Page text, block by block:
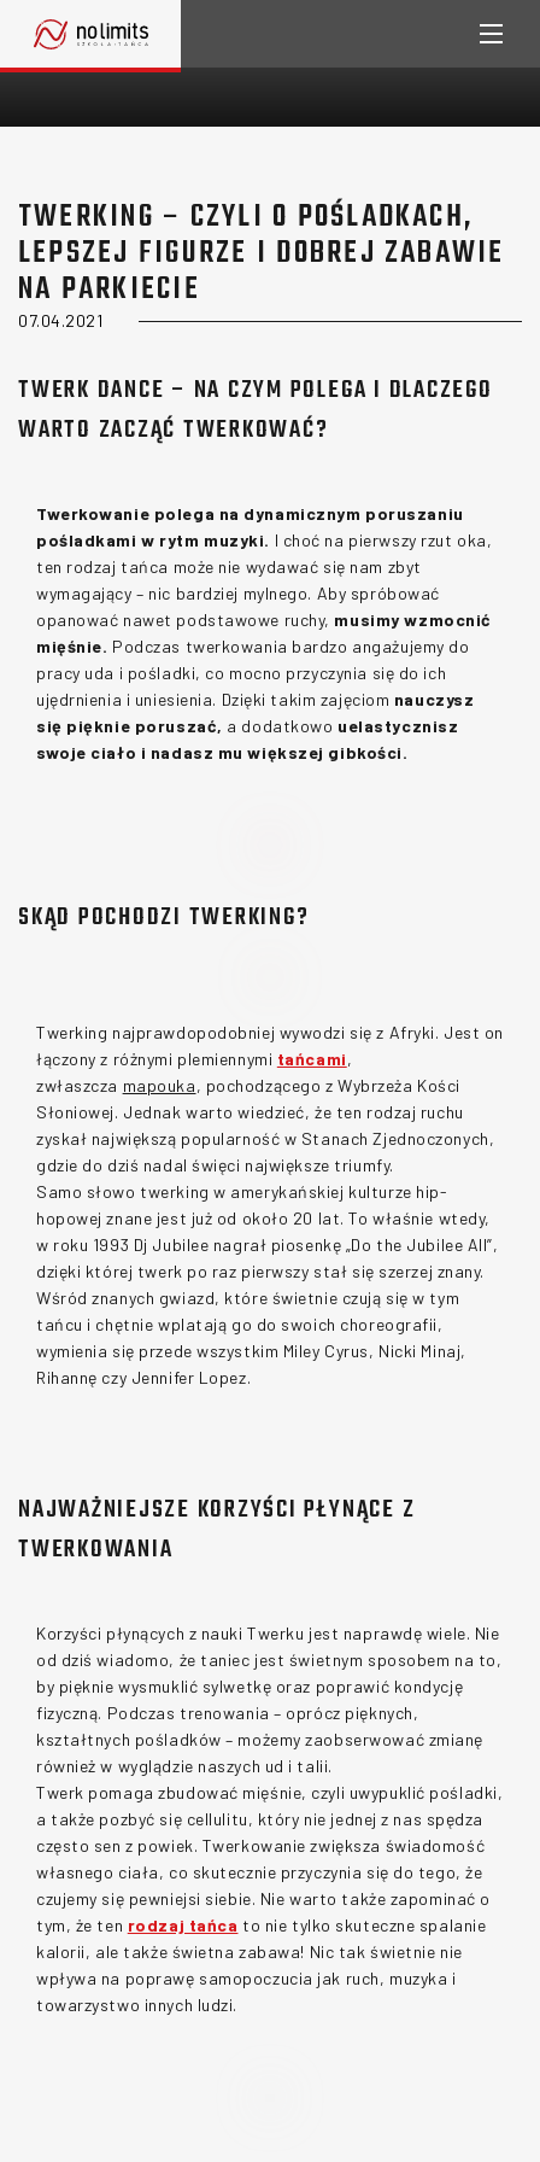
TWERKING – CZYLI O POŚLADKACH,
LEPSZEJ FIGURZE I DOBREJ ZABAWIE
NA PARKIECIE
07.04.2021
TWERK DANCE – NA CZYM POLEGA I DLACZEGO
WARTO ZACZĄĆ TWERKOWAĆ?
Twerkowanie polega na dynamicznym poruszaniu
pośladkami w rytm muzyki. I choć na pierwszy rzut oka,
ten rodzaj tańca może nie wydawać się nam zbyt
wymagający – nic bardziej mylnego. Aby spróbować
opanować nawet podstawowe ruchy, musimy wzmocnić
mięśnie. Podczas twerkowania bardzo angażujemy do
pracy uda i pośladki, co mocno przyczynia się do ich
ujędrnienia i uniesienia. Dzięki takim zajęciom nauczysz
się pięknie poruszać, a dodatkowo uelastycznisz
swoje ciało i nadasz mu większej gibkości.
SKĄD POCHODZI TWERKING?
Twerking najprawdopodobniej wywodzi się z Afryki. Jest on
łączony z różnymi plemiennymi tańcami,
zwłaszcza mapouka, pochodzącego z Wybrzeża Kości
Słoniowej. Jednak warto wiedzieć, że ten rodzaj ruchu
zyskał największą popularność w Stanach Zjednoczonych,
gdzie do dziś nadal święci największe triumfy.
Samo słowo twerking w amerykańskiej kulturze hip-
hopowej znane jest już od około 20 lat. To właśnie wtedy,
w roku 1993 Dj Jubilee nagrał piosenkę „Do the Jubilee All”,
dzięki której twerk po raz pierwszy stał się szerzej znany.
Wśród znanych gwiazd, które świetnie czują się w tym
tańcu i chętnie wplatają go do swoich choreografii,
wymienia się przede wszystkim Miley Cyrus, Nicki Minaj,
Rihannę czy Jennifer Lopez.
NAJWAŻNIEJSZE KORZYŚCI PŁYNĄCE Z
TWERKOWANIA
Korzyści płynących z nauki Twerku jest naprawdę wiele. Nie
od dziś wiadomo, że taniec jest świetnym sposobem na to,
by pięknie wysmuklić sylwetkę oraz poprawić kondycję
fizyczną. Podczas trenowania – oprócz pięknych,
kształtnych pośladków – możemy zaobserwować zmianę
również w wyglądzie naszych ud i talii.
Twerk pomaga zbudować mięśnie, czyli uwypuklić pośladki,
a także pozbyć się cellulitu, który nie jednej z nas spędza
często sen z powiek. Twerkowanie zwiększa świadomość
własnego ciała, co skutecznie przyczynia się do tego, że
czujemy się pewniejsi siebie. Nie warto także zapominać o
tym, że ten rodzaj tańca to nie tylko skuteczne spalanie
kalorii, ale także świetna zabawa! Nic tak świetnie nie
wpływa na poprawę samopoczucia jak ruch, muzyka i
towarzystwo innych ludzi.